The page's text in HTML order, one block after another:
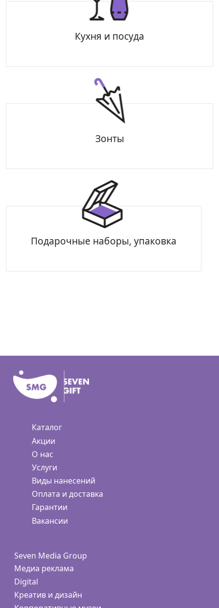
Кухня и посуда
Аксессуары для кухни
Керамические кружки
Зонты
Зонты-трости
Подарочные наборы, упаковка
Подарочная упаковка
Каталог
Акции
О нас
Услуги
Виды нанесений
Оплата и доставка
Гарантии
Вакансии
Seven Media Group
Медиа реклама
Digital
Креатив и дизайн